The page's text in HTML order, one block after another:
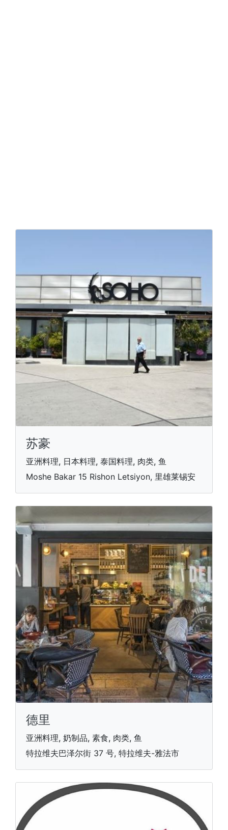
苏豪
亚洲料理, 日本料理, 泰国料理, 肉类, 鱼
Moshe Bakar 15 Rishon Letsiyon, 里雄莱锡安
德里
亚洲料理, 奶制品, 素食, 肉类, 鱼
特拉维夫巴泽尔街 37 号, 特拉维夫-雅法市